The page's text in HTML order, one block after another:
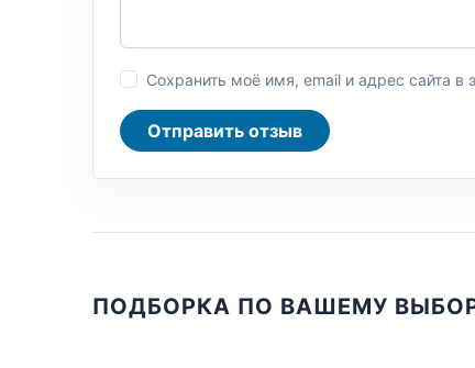
Сохранить моё имя, email и адрес сайта
Отправить отзыв
ПОДБОРКА ПО ВАШЕМУ